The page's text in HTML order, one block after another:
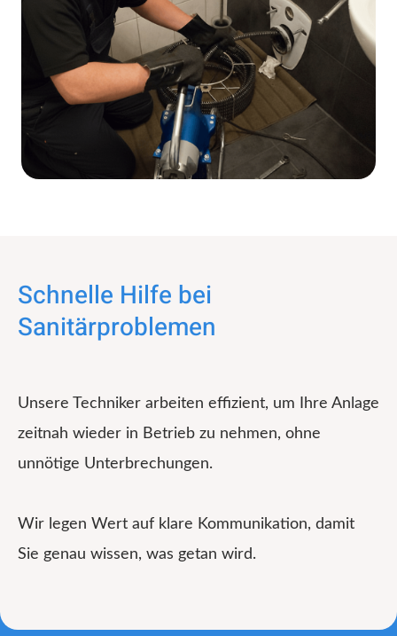
Schnelle Hilfe bei
Sanitärproblemen
Unsere Techniker arbeiten effizient, um Ihre Anlage
zeitnah wieder in Betrieb zu nehmen, ohne
unnötige Unterbrechungen.
Wir legen Wert auf klare Kommunikation, damit
Sie genau wissen, was getan wird.